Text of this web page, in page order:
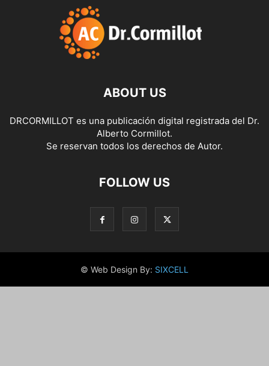
ABOUT US
DRCORMILLOT es una publicación digital registrada del Dr.
Alberto Cormillot.
Se reservan todos los derechos de Autor.
FOLLOW US
© Web Design By: SIXCELL